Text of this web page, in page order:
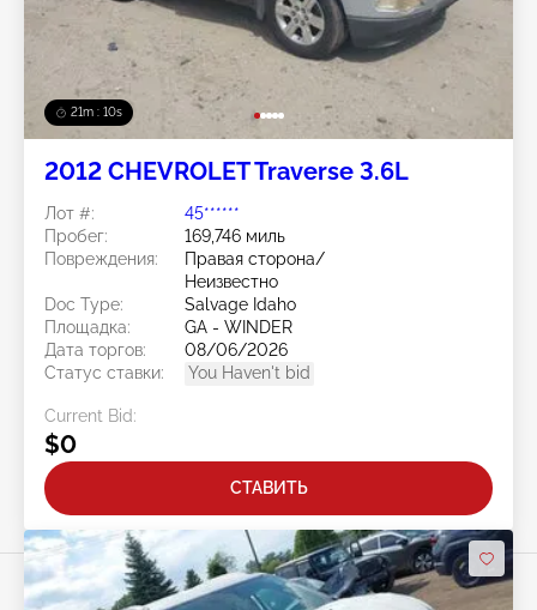
21m : 07s
2012 CHEVROLET Traverse 3.6L
Лот #:
45******
Пробег:
169,746 миль
Повреждения:
Правая сторона/
Неизвестно
Doc Type:
Salvage Idaho
Площадка:
GA - WINDER
Дата торгов:
08/06/2026
Статус ставки:
You Haven't bid
Current Bid:
$0
СТАВИТЬ